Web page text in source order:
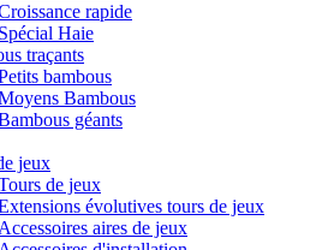
rapide
Spécial Haie
traçants
bambous
Bambous
géants
jeux
de jeux
évolutives tours de jeux
Accessoires aires de jeux